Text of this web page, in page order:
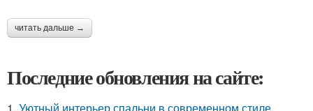
читать дальше →
Последние обновления на сайте: